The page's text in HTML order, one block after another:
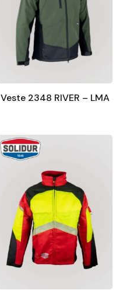
Veste 2348 RIVER – LMA